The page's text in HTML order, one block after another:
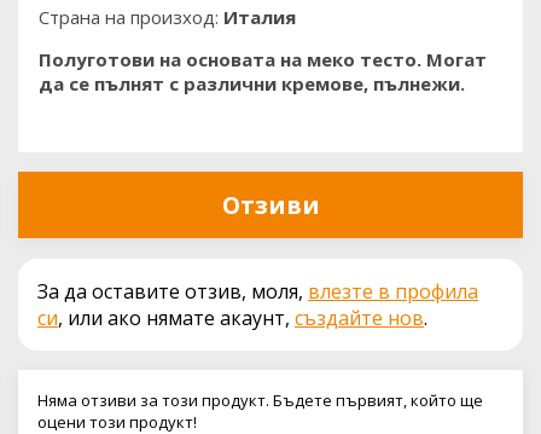
Страна на произход: Италия
Полуготови на основата на меко тесто. Могат
да се пълнят с различни кремове, пълнежи.
Отзиви
За да оставите отзив, моля, влезте в профила
си, или ако нямате акаунт, създайте нов.
Няма отзиви за този продукт. Бъдете първият, който ще
оцени този продукт!